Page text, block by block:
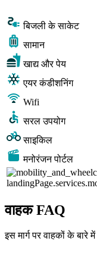
बिजली के साकेट
सामान
खाद्य और पेय
एयर कंडीशनिंग
Wifi
सरल उपयोग
साइकिल
मनोरंजन पोर्टल
वाहक FAQ
इस मार्ग पर वाहकों के बारे